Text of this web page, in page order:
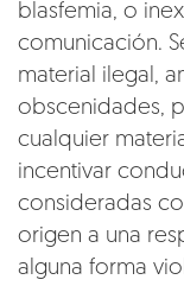
blasfemia, o
comunicación.
material ilegal,
obscenidades,
cualquier
incentivar
consideradas
origen a una
alguna forma